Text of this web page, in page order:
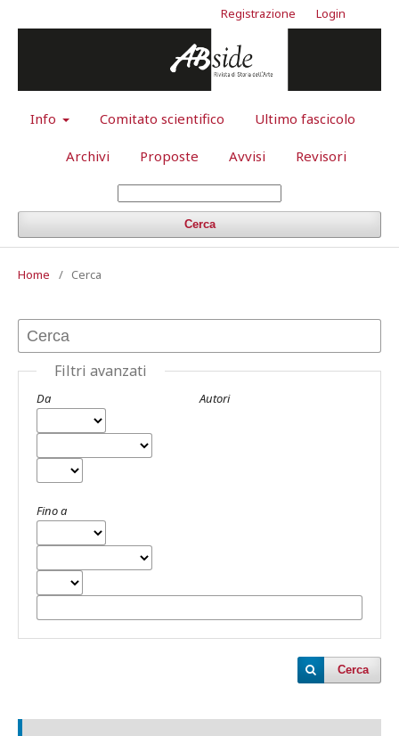
Info Comitato scientifico Ultimo fascicolo
Archivi Proposte Avvisi Revisori
Cerca
Registrazione Login
Home / Cerca
Filtri avanzati
Da
Fino a
Autori
Cerca